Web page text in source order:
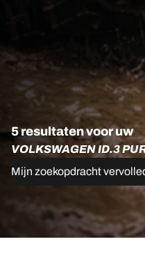
5 resultaten voor uw
VOLKSWAGEN ID.3
Mijn zoekopdracht